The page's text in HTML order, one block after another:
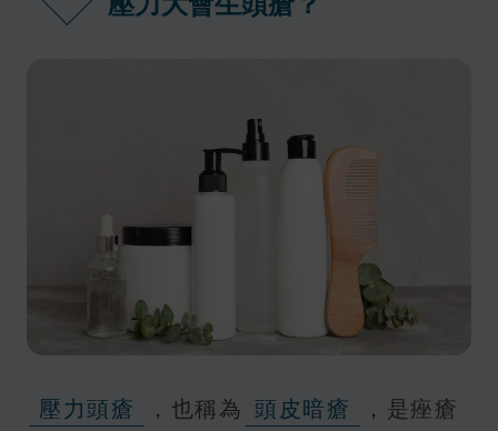
壓力頭瘡 ，也稱為 頭皮暗瘡
，是痤瘡